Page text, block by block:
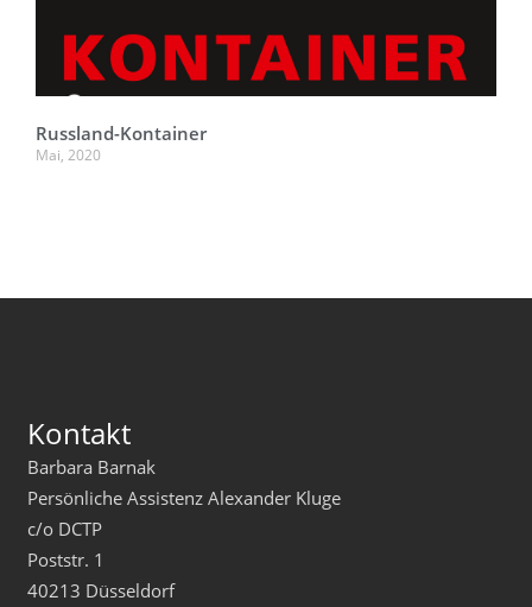
Russland-Kontainer
Mai, 2020
Kontakt
Barbara Barnak
Persönliche Assistenz Alexander Kluge
c/o DCTP
Poststr. 1
40213 Düsseldorf